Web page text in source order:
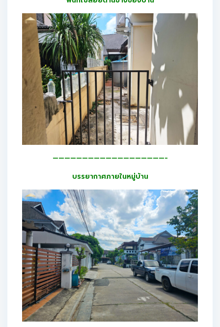
———————————————————-
บรรยากาศภายในหมู่บ้าน